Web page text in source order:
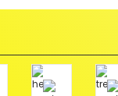
rica ederiz.